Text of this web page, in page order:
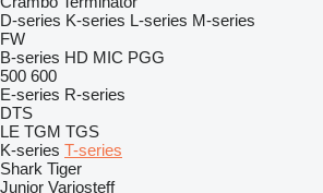
D-series K-series L-series M-series
FW
B-series HD MIC PGG
500 600
E-series R-series
DTS
LE TGM TGS
K-series T-series
Shark Tiger
Junior Variosteff